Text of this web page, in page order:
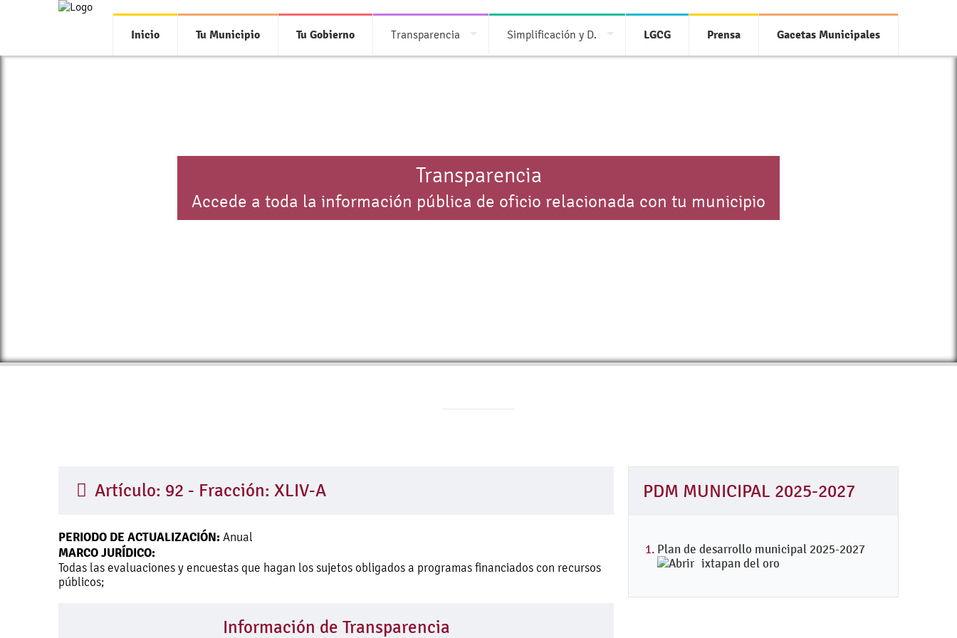
Inicio Tu Municipio Tu Gobierno Transparencia Simplificación y D. LGCG Prensa Gacetas Municipales
Transparencia
Accede a toda la información pública de oficio relacionada con tu municipio
Artículo: 92 - Fracción: XLIV-A
PERIODO DE ACTUALIZACIÓN: Anual
MARCO JURÍDICO:
Todas las evaluaciones y encuestas que hagan los sujetos obligados a programas financiados con recursos
públicos;
Información de Transparencia
PDM MUNICIPAL 2025-2027
Plan de desarrollo municipal 2025-2027
ixtapan del oro